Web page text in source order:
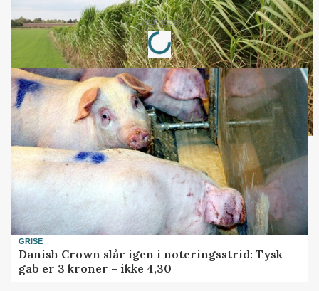
Annonce
Loading...
GRISE
Danish Crown slår igen i noteringsstrid: Tysk
gab er 3 kroner – ikke 4,30